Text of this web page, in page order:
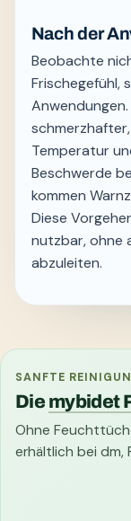
Nach der
Beobachte
Frischegefühl,
Temperatur
Beschwerde
kommen
Diese
nutzbar, ohne
abzuleiten.
SANFTE
Die mybidet
Ohne
erhältlich bei dm,